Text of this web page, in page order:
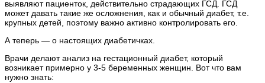
выявляют пациенток, действительно страдающих ГСД. ГСД
может давать такие же осложнения, как и обычный диабет, т.е.
крупных детей, поэтому важно активно контролировать его.
А теперь — о настоящих диабетичках.
Врачи делают анализ на гестационный диабет, который
возникает примерно у 3-5 беременных женщин. Вот что вам
нужно знать: